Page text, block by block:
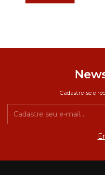
Cadastre-se e